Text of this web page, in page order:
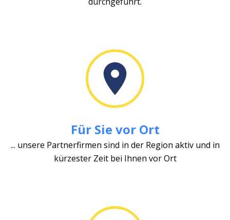
Für Sie vor Ort
... unsere Partnerfirmen sind in der Region aktiv und in
kürzester Zeit bei Ihnen vor Ort